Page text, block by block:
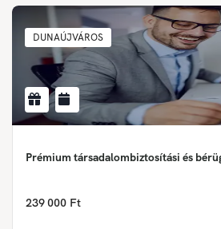
DUNAÚJVÁROS
Prémium társadalombiztosítási és
239 000 Ft